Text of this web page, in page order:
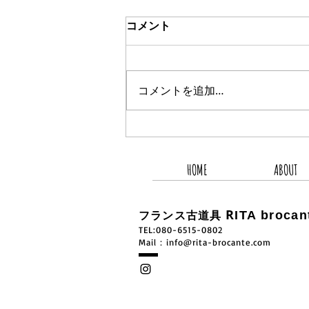
コメント
コメントを追加…
HOME ABOUT
フランス古道具 RITA
TEL:080-6515-0802
​Mail：info@rita-brocante.com